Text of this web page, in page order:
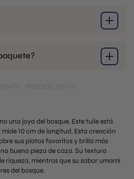
una joya del bosque. Este tuile está
10 cm de longitud. Esta creación
sus platos favoritos y brilla más
buena pieza de caza. Su textura
riqueza, mientras que su sabor umami
del bosque.